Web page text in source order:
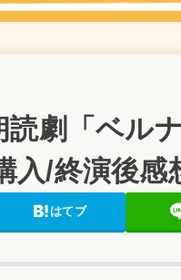
読劇「ベル
入/終演後感
はてブ